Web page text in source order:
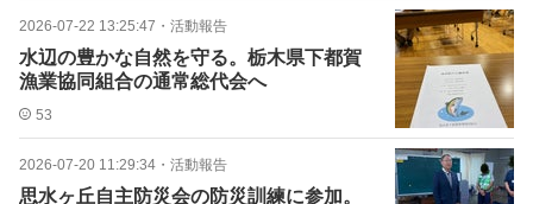
2026-07-22 13:25:47 ・ 活動報告
水辺の豊かな自然を守る。栃木県下都賀
漁業協同組合の通常総代会へ
53
2026-07-20 11:29:34 ・ 活動報告
思水ヶ丘自主防災会の防災訓練に参加。